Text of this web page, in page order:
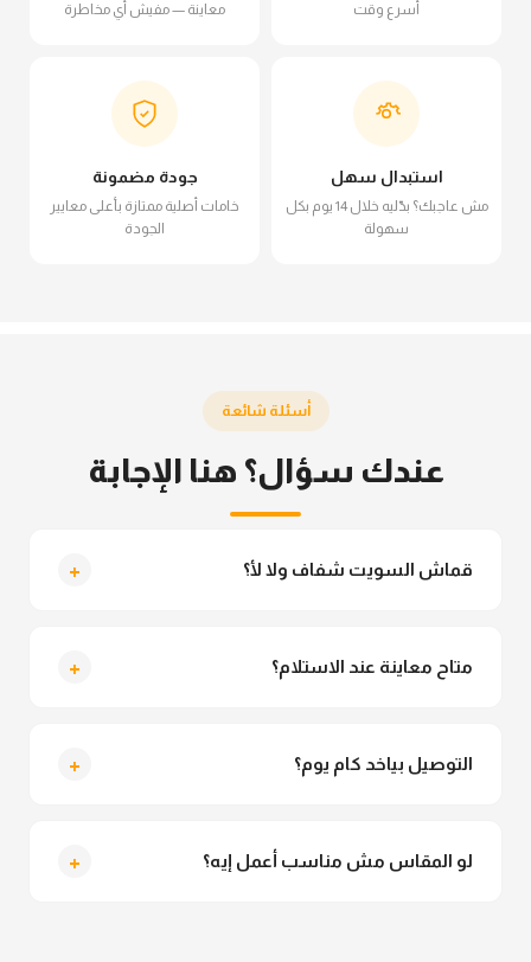
أسرع وقت
معاينة — مفيش أي مخاطرة
استبدال سهل
مش عاجبك؟ بدّليه خلال 14 يوم بكل
سهولة
جودة مضمونة
خامات أصلية ممتازة بأعلى معايير
الجودة
أسئلة شائعة
عندك سؤال؟ هنا الإجابة
قماش السويت شفاف ولا لأ؟ +
متاح معاينة عند الاستلام؟ +
التوصيل بياخد كام يوم؟ +
لو المقاس مش مناسب أعمل إيه؟ +